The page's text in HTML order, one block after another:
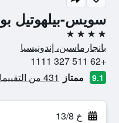
سويس-بيلهوتيل
4 نجوم
بانجارماسين، إندونيسيا
+62 511 327 1111
9.1 ممتاز 431 من التقييمات تم التحقق منها
خ 13/8